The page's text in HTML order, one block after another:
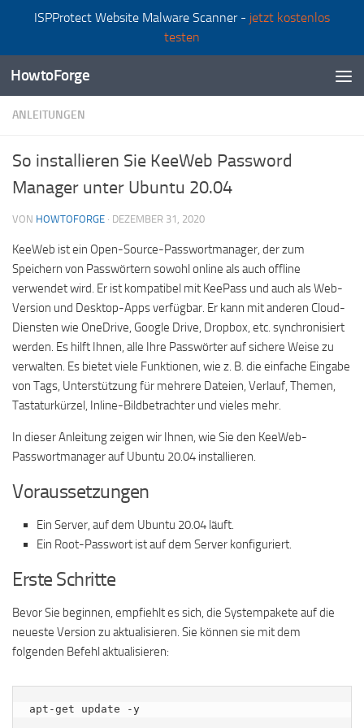
ISPProtect Website Malware Scanner - jetzt kostenlos
testen
Zum Inhalt springen
HowtoForge
ANLEITUNGEN
So installieren Sie KeeWeb Password
Manager unter Ubuntu 20.04
VON HOWTOFORGE · DEZEMBER 31, 2020
KeeWeb ist ein Open-Source-Passwortmanager, der zum
Speichern von Passwörtern sowohl online als auch offline
verwendet wird. Er ist kompatibel mit KeePass und auch als Web-
Version und Desktop-Apps verfügbar. Er kann mit anderen Cloud-
Diensten wie OneDrive, Google Drive, Dropbox, etc. synchronisiert
werden. Es hilft Ihnen, alle Ihre Passwörter auf sichere Weise zu
verwalten. Es bietet viele Funktionen, wie z. B. die einfache Eingabe
von Tags, Unterstützung für mehrere Dateien, Verlauf, Themen,
Tastaturkürzel, Inline-Bildbetrachter und vieles mehr.
In dieser Anleitung zeigen wir Ihnen, wie Sie den KeeWeb-
Passwortmanager auf Ubuntu 20.04 installieren.
Voraussetzungen
Ein Server, auf dem Ubuntu 20.04 läuft.
Ein Root-Passwort ist auf dem Server konfiguriert.
Erste Schritte
Bevor Sie beginnen, empfiehlt es sich, die Systempakete auf die
neueste Version zu aktualisieren. Sie können sie mit dem
folgenden Befehl aktualisieren:
apt-get update -y